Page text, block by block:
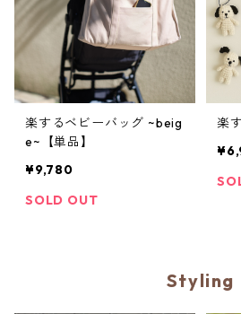
楽するベビーバッグ ~beig
e~【単品】
¥9,780
SOLD OUT
楽
Styling